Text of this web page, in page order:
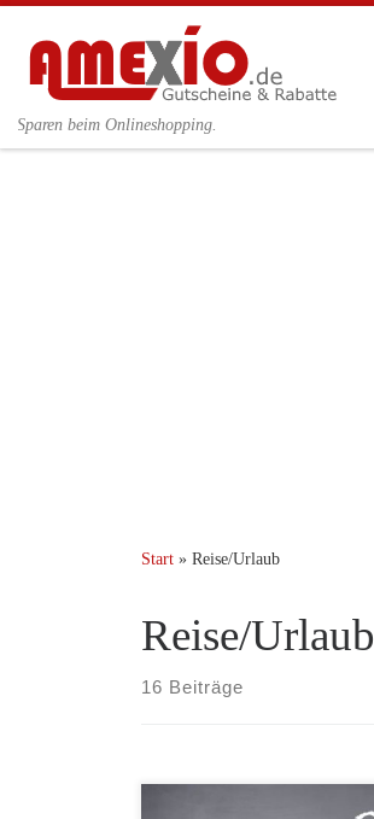
Zum Inhalt springen
Sparen beim Onlineshopping.
Start » Reise/Urlaub
Reise/Urlaub
16 Beiträge